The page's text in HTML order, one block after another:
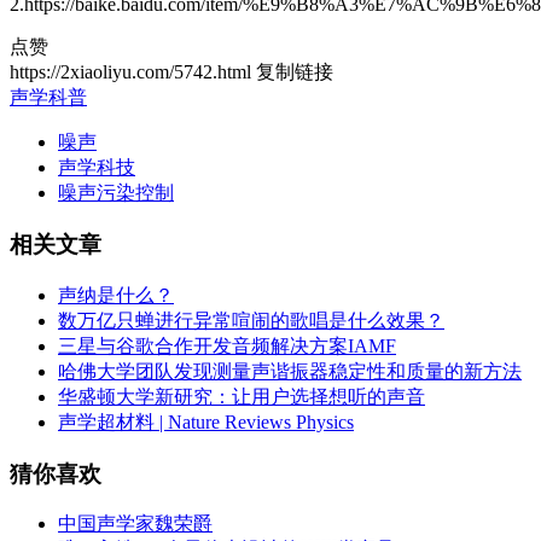
2.https://baike.baidu.com/item/
点赞
https://2xiaoliyu.com/5742.html 复制链接
声学科普
噪声
声学科技
噪声污染控制
相关文章
声纳是什么？
数万亿只蝉进行异常喧闹的歌唱是什么效果？
三星与谷歌合作开发音频解决方案IAMF
哈佛大学团队发现测量声谐振器稳定性和质量的新方法
华盛顿大学新研究：让用户选择想听的声音
声学超材料 | Nature Reviews Physics
猜你喜欢
中国声学家魏荣爵